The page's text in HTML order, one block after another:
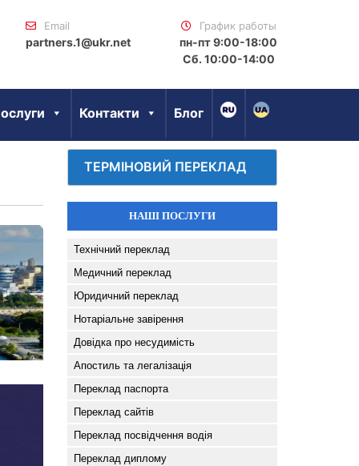
Email
partners.1@ukr.net
График работы
пн-пт 9:00-18:00
Сб. 10:00-14:00
Контакти Блог
ТЕРМІНОВИЙ ПЕРЕКЛАД
НАШІ ПОСЛУГИ
Технічний переклад
Медичний переклад
Юридичний переклад
Нотаріальне завірення
Довідка про несудимість
Апостиль та легалізація
Переклад паспорта
Переклад сайтів
Переклад посвідчення водія
Переклад диплому